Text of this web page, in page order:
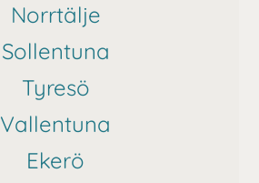
Norrtälje
Sollentuna
Tyresö
Vallentuna
Ekerö